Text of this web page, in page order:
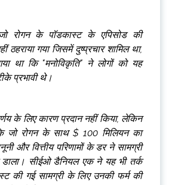
रोगन के पॉडकास्ट के एपिसोड की
ठहराया गया जिसमें दुष्प्रचार शामिल था,
था कि "मनोविकृति" ने लोगों को यह
प्रभावी थे।
के लिए कारण प्रदान नहीं किया, लेकिन
जो रोगन के साथ $ 100 मिलियन का
और वित्तीय परिणामों के डर ने सामग्री
सीईओ डैनियल एक ने यह भी तर्क
की गई सामग्री के लिए उनकी फर्म की